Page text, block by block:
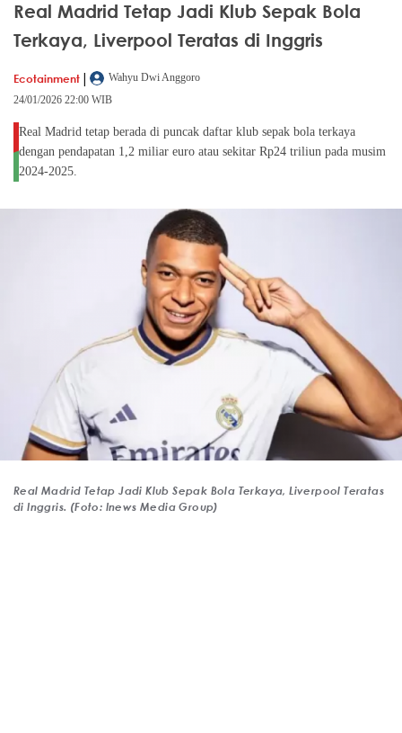
Real Madrid Tetap Jadi Klub Sepak Bola
Terkaya, Liverpool Teratas di Inggris
Ecotainment |
Wahyu Dwi Anggoro
24/01/2026 22:00 WIB
Real Madrid tetap berada di puncak daftar klub sepak bola terkaya
dengan pendapatan 1,2 miliar euro atau sekitar Rp24 triliun pada musim
2024-2025.
Real Madrid Tetap Jadi Klub Sepak Bola Terkaya, Liverpool Teratas
di Inggris. (Foto: Inews Media Group)